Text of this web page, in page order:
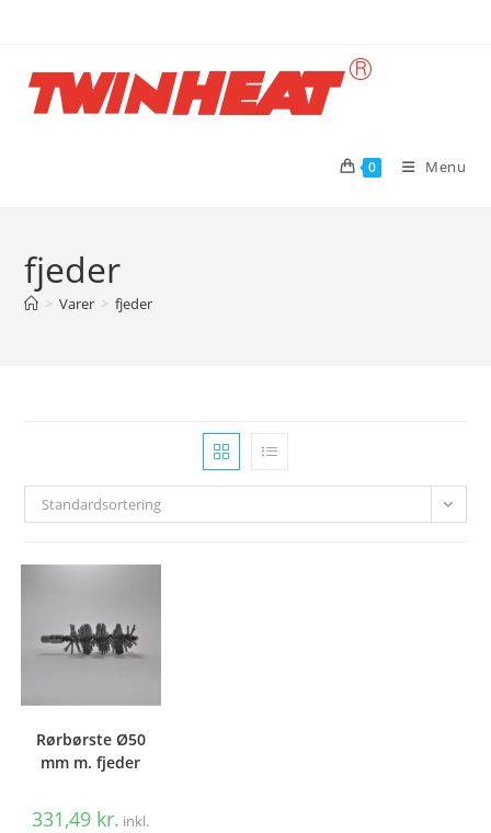
content
0 Menu
fjeder
> Varer > fjeder
Standardsortering
Rørbørste Ø50
mm m. fjeder
331,49 kr. inkl.